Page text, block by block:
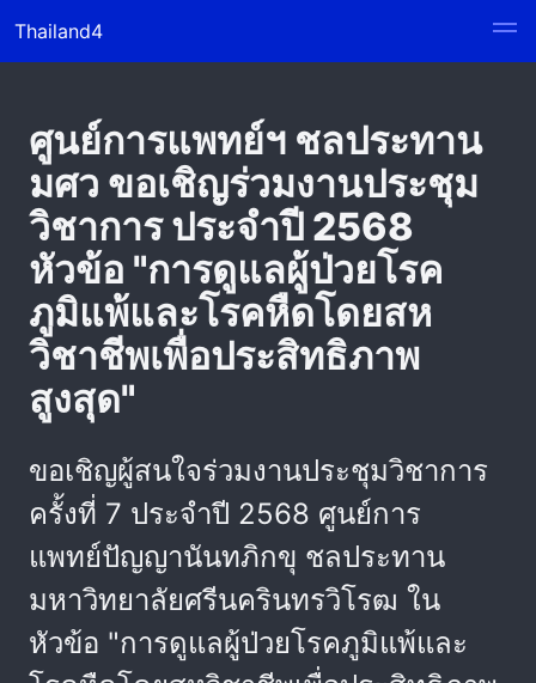
Thailand4
ศูนย์การแพทย์ฯ ชลประทาน
มศว ขอเชิญร่วมงานประชุม
วิชาการ ประจำปี 2568
หัวข้อ "การดูแลผู้ป่วยโรค
ภูมิแพ้และโรคหืดโดยสห
วิชาชีพเพื่อประสิทธิภาพ
สูงสุด"
ขอเชิญผู้สนใจร่วมงานประชุมวิชาการ
ครั้งที่ 7 ประจำปี 2568 ศูนย์การ
แพทย์ปัญญานันทภิกขุ ชลประทาน
มหาวิทยาลัยศรีนครินทรวิโรฒ ใน
หัวข้อ "การดูแลผู้ป่วยโรคภูมิแพ้และ